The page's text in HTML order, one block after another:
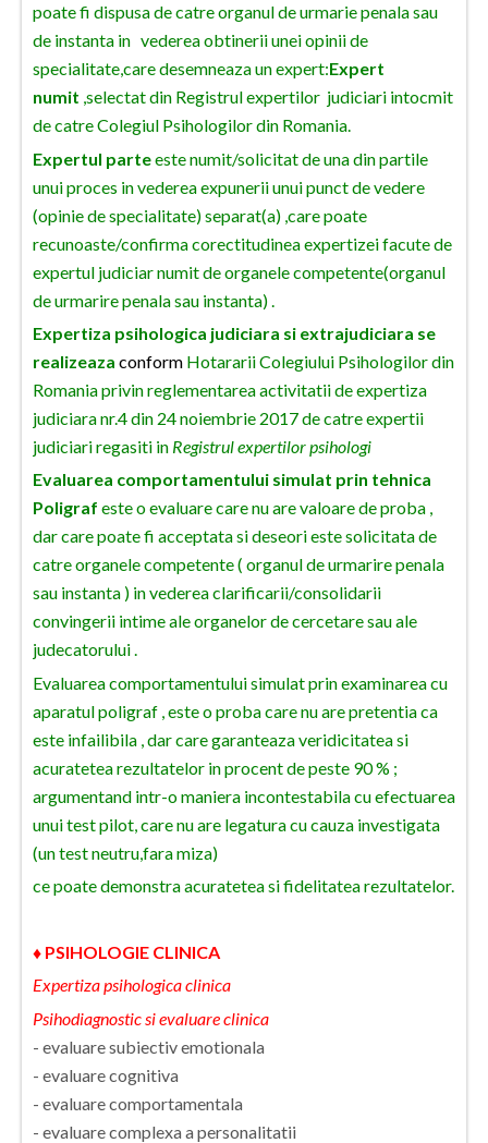
Olt
Prahova
Salaj
Satu-Mare
Sibiu
Suceava
Teleorman
Timis
Tulcea
Valcea
Vaslui
Vrancea
poate fi dispusa de catre organul de urmarie penala sau
de instanta in vederea obtinerii unei opinii de
specialitate,care desemneaza un expert:Expert
numit ,selectat din Registrul expertilor judiciari intocmit
de catre Colegiul Psihologilor din Romania.
Expertul parteeste numit/solicitat de una din partile
unui proces in vederea expunerii unui punct de vedere
(opinie de specialitate) separat(a) ,care poate
recunoaste/confirma corectitudinea expertizei facute de
expertul judiciar numit de organele competente(organul
de urmarire penala sau instanta) .
Expertiza psihologica judiciara si extrajudiciara se
realizeaza conform Hotararii Colegiului Psihologilor din
Romania privin reglementarea activitatii de expertiza
judiciara nr.4 din 24 noiembrie 2017 de catre expertii
judiciari regasiti in Registrul expertilor psihologi
Evaluarea comportamentului simulat prin tehnica
Poligraf este o evaluare care nu are valoare de proba ,
dar care poate fi acceptata si deseori este solicitata de
catre organele competente ( organul de urmarire penala
sau instanta ) in vederea clarificarii/consolidarii
convingerii intime ale organelor de cercetare sau ale
judecatorului .
Evaluarea comportamentului simulat prin examinarea cu
aparatul poligraf , este o proba care nu are pretentia ca
este infailibila , dar care garanteaza veridicitatea si
acuratetea rezultatelor in procent de peste 90 % ;
argumentand intr-o maniera incontestabila cu efectuarea
unui test pilot, care nu are legatura cu cauza investigata
(un test neutru,fara miza)
ce poate demonstra acuratetea si fidelitatea rezultatelor.
♦ PSIHOLOGIE CLINICA
Expertiza psihologica clinica
Psihodiagnostic si evaluare clinica
- evaluare subiectiv emotionala
- evaluare cognitiva
- evaluare comportamentala
- evaluare complexa a personalitatii